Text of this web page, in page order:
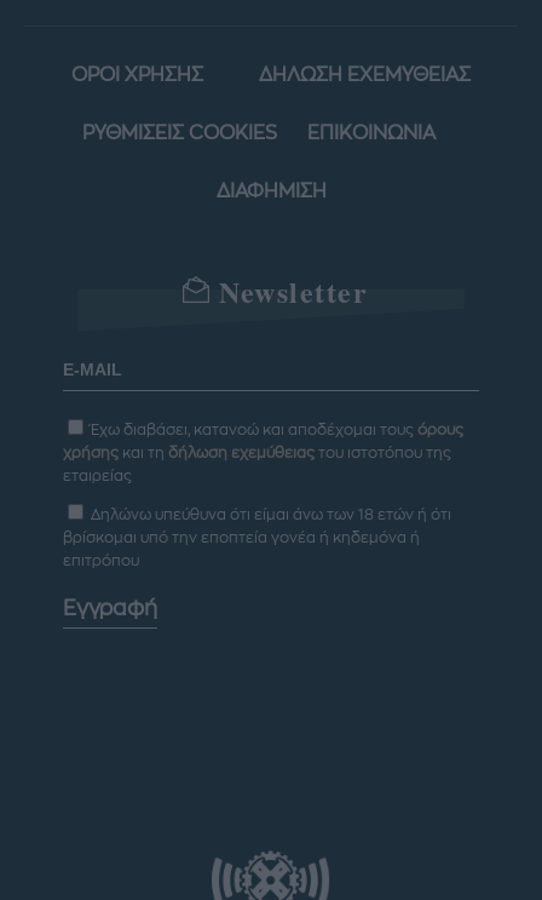
ΟΡΟΙ ΧΡΗΣΗΣ ΔΗΛΩΣΗ ΕΧΕΜΥΘΕΙΑΣ
ΡΥΘΜΙΣΕΙΣ COOKIES ΕΠΙΚΟΙΝΩΝΙΑ
ΔΙΑΦΗΜΙΣΗ
Newsletter
Έχω διαβάσει, κατανοώ και αποδέχομαι τους όρους
χρήσης και τη δήλωση εχεμύθειας του ιστοτόπου της
εταιρείας
Δηλώνω υπεύθυνα ότι είμαι άνω των 18 ετών ή ότι
βρίσκομαι υπό την εποπτεία γονέα ή κηδεμόνα ή
επιτρόπου
Εγγραφή